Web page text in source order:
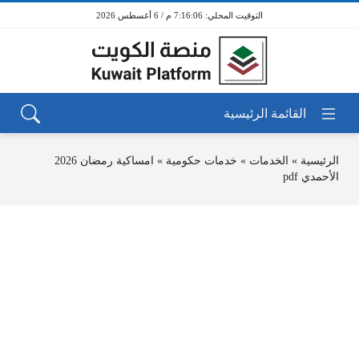
7:16:06 م / 6 أغسطس 2026
الرئيسية » الخدمات » خدمات حكومية »
امساكية رمضان 2026
الأحمدي pdf